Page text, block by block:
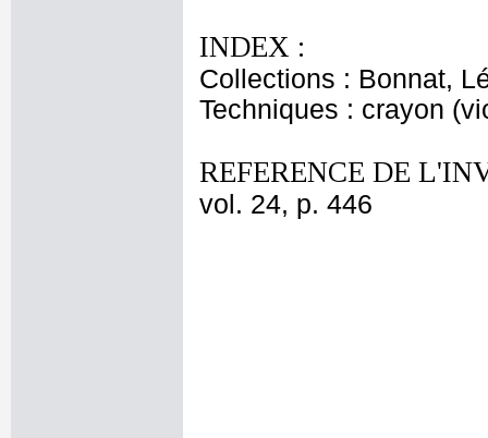
INDEX :
Collections : Bonnat,
Techniques : crayon
REFERENCE DE
vol. 24, p. 446